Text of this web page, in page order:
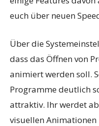
euch über neuen
Über die
dass das Öffnen von
animiert werden soll.
Programme deutlich
attraktiv. Ihr werdet
visuellen